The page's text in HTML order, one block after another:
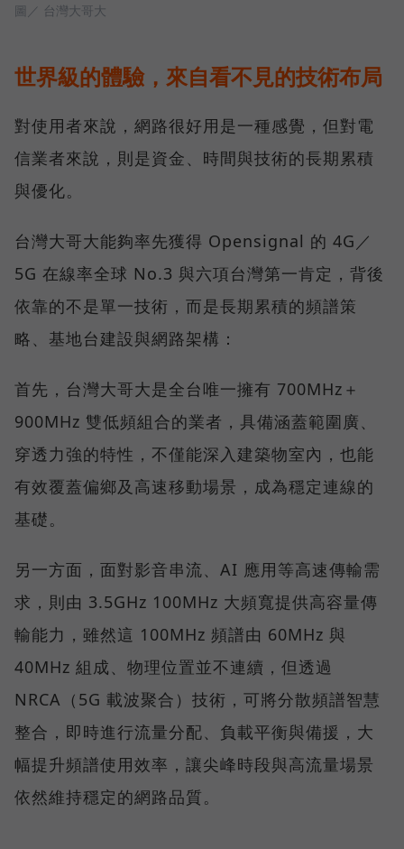
圖／ 台灣大哥大
世界級的體驗，來自看不見的技術布局
對使用者來說，網路很好用是一種感覺，但對電
信業者來說，則是資金、時間與技術的長期累積
與優化。
台灣大哥大能夠率先獲得 Opensignal 的 4G／
5G 在線率全球 No.3 與六項台灣第一肯定，背後
依靠的不是單一技術，而是長期累積的頻譜策
略、基地台建設與網路架構：
首先，台灣大哥大是全台唯一擁有 700MHz＋
900MHz 雙低頻組合的業者，具備涵蓋範圍廣、
穿透力強的特性，不僅能深入建築物室內，也能
有效覆蓋偏鄉及高速移動場景，成為穩定連線的
基礎。
另一方面，面對影音串流、AI 應用等高速傳輸需
求，則由 3.5GHz 100MHz 大頻寬提供高容量傳
輸能力，雖然這 100MHz 頻譜由 60MHz 與
40MHz 組成、物理位置並不連續，但透過
NRCA（5G 載波聚合）技術，可將分散頻譜智慧
整合，即時進行流量分配、負載平衡與備援，大
幅提升頻譜使用效率，讓尖峰時段與高流量場景
依然維持穩定的網路品質。